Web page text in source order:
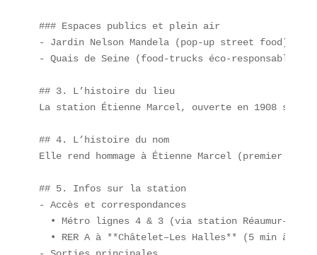
### Espaces publics et plein air
- Jardin Nelson Mandela (pop-up street food)
- Quais de Seine (food-trucks éco-responsables)
## 3. L’histoire du lieu
La station Étienne Marcel, ouverte en 1908 sur
## 4. L’histoire du nom
Elle rend hommage à Étienne Marcel (premier
## 5. Infos sur la station
- Accès et correspondances
• Métro lignes 4 & 3 (via station
• RER A à **Châtelet–Les Halles** (5 min à